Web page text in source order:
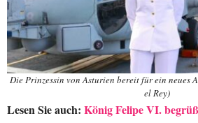
Die Prinzessin von Asturien bereit für ein neues
el Rey)
Lesen Sie auch: König Felipe VI.